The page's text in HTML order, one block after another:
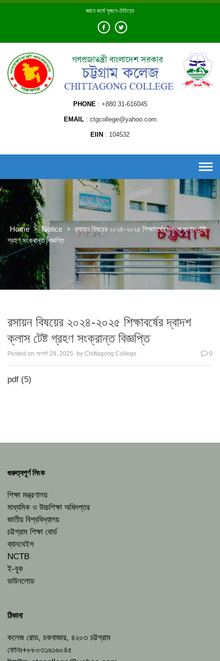
Skip
জ্ঞানে কর্মে সৃজনে ঐতিহ্যে
PHONE +880 31-616045
EMAIL ctgcollege@yahoo.com
EIIN 104532
Home > Notice > রসায়ন বিষয়ের ২০২৪-২০২৫ শিক্ষাবর্ষের দ্বাদশ ক্লাস টেষ্ট
গ্রহণ সংক্রান্ত বিজ্ঞপ্তি
রসায়ন বিষয়ের ২০২৪-২০২৫ শিক্ষাবর্ষের দ্বাদশ
ক্লাস টেষ্ট গ্রহণ সংক্রান্ত বিজ্ঞপ্তি
Posted on আগস্ট 28, 2025 by Chittagong College 0
pdf (5)
গুরুত্বপূর্ণ লিংক
শিক্ষা মন্ত্রণালয়
মাধ্যমিক ও উচ্চশিক্ষা অধিদপ্তর
জাতীয় বিশ্ববিদ্যালয়
চট্টগ্রাম শিক্ষা বোর্ড
ব্যানবেইস
NCTB
ই-বুক
ডাউনলোড
ঠিকানা
কলেজ রোড, চকবাজার, ৪২০৩ চট্টগ্রাম
ফোনঃ+৮৮০৩১৬১৬০৪৫